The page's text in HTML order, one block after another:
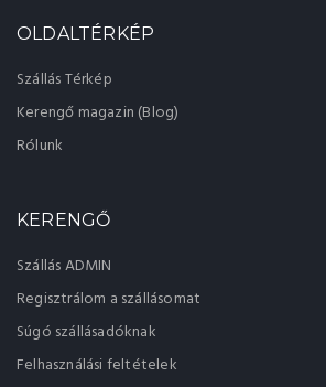
OLDALTÉRKÉP
Szállás Térkép
Kerengő magazin (Blog)
Rólunk
KERENGŐ
Szállás ADMIN
Regisztrálom a szállásomat
Súgó szállásadóknak
Felhasználási feltételek